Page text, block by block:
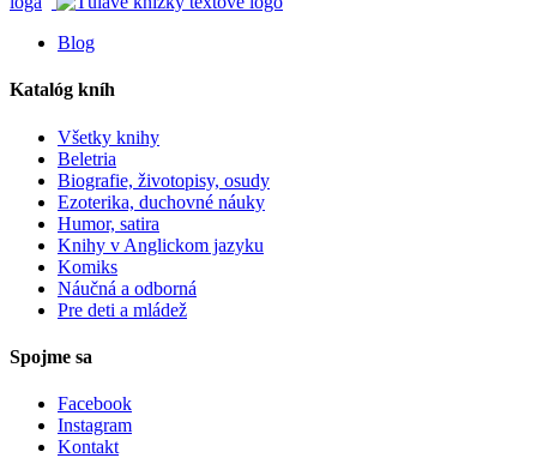
Blog
Katalóg kníh
Všetky knihy
Beletria
Biografie, životopisy, osudy
Ezoterika, duchovné náuky
Humor, satira
Knihy v Anglickom jazyku
Komiks
Náučná a odborná
Pre deti a mládež
Spojme sa
Facebook
Instagram
Kontakt